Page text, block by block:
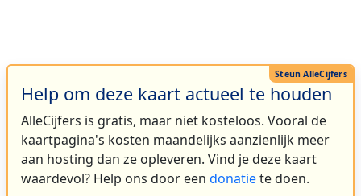
Help om deze kaart actueel te houden
AlleCijfers is gratis, maar niet kosteloos. Vooral de
kaartpagina's kosten maandelijks aanzienlijk meer
aan hosting dan ze opleveren. Vind je deze kaart
waardevol? Help ons door een donatiete doen.